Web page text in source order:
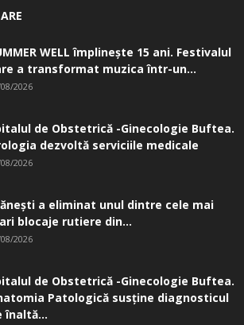
WELL împlinește 15 ani. Festivalul
a transformat muzica într-un...
2026
de Obstetrică -Ginecologie Buftea.
dezvoltă serviciile medicale
2026
a eliminat unul dintre cele mai
blocaje rutiere din...
2026
de Obstetrică -Ginecologie Buftea.
Patologică susţine diagnosticul
înaltă...